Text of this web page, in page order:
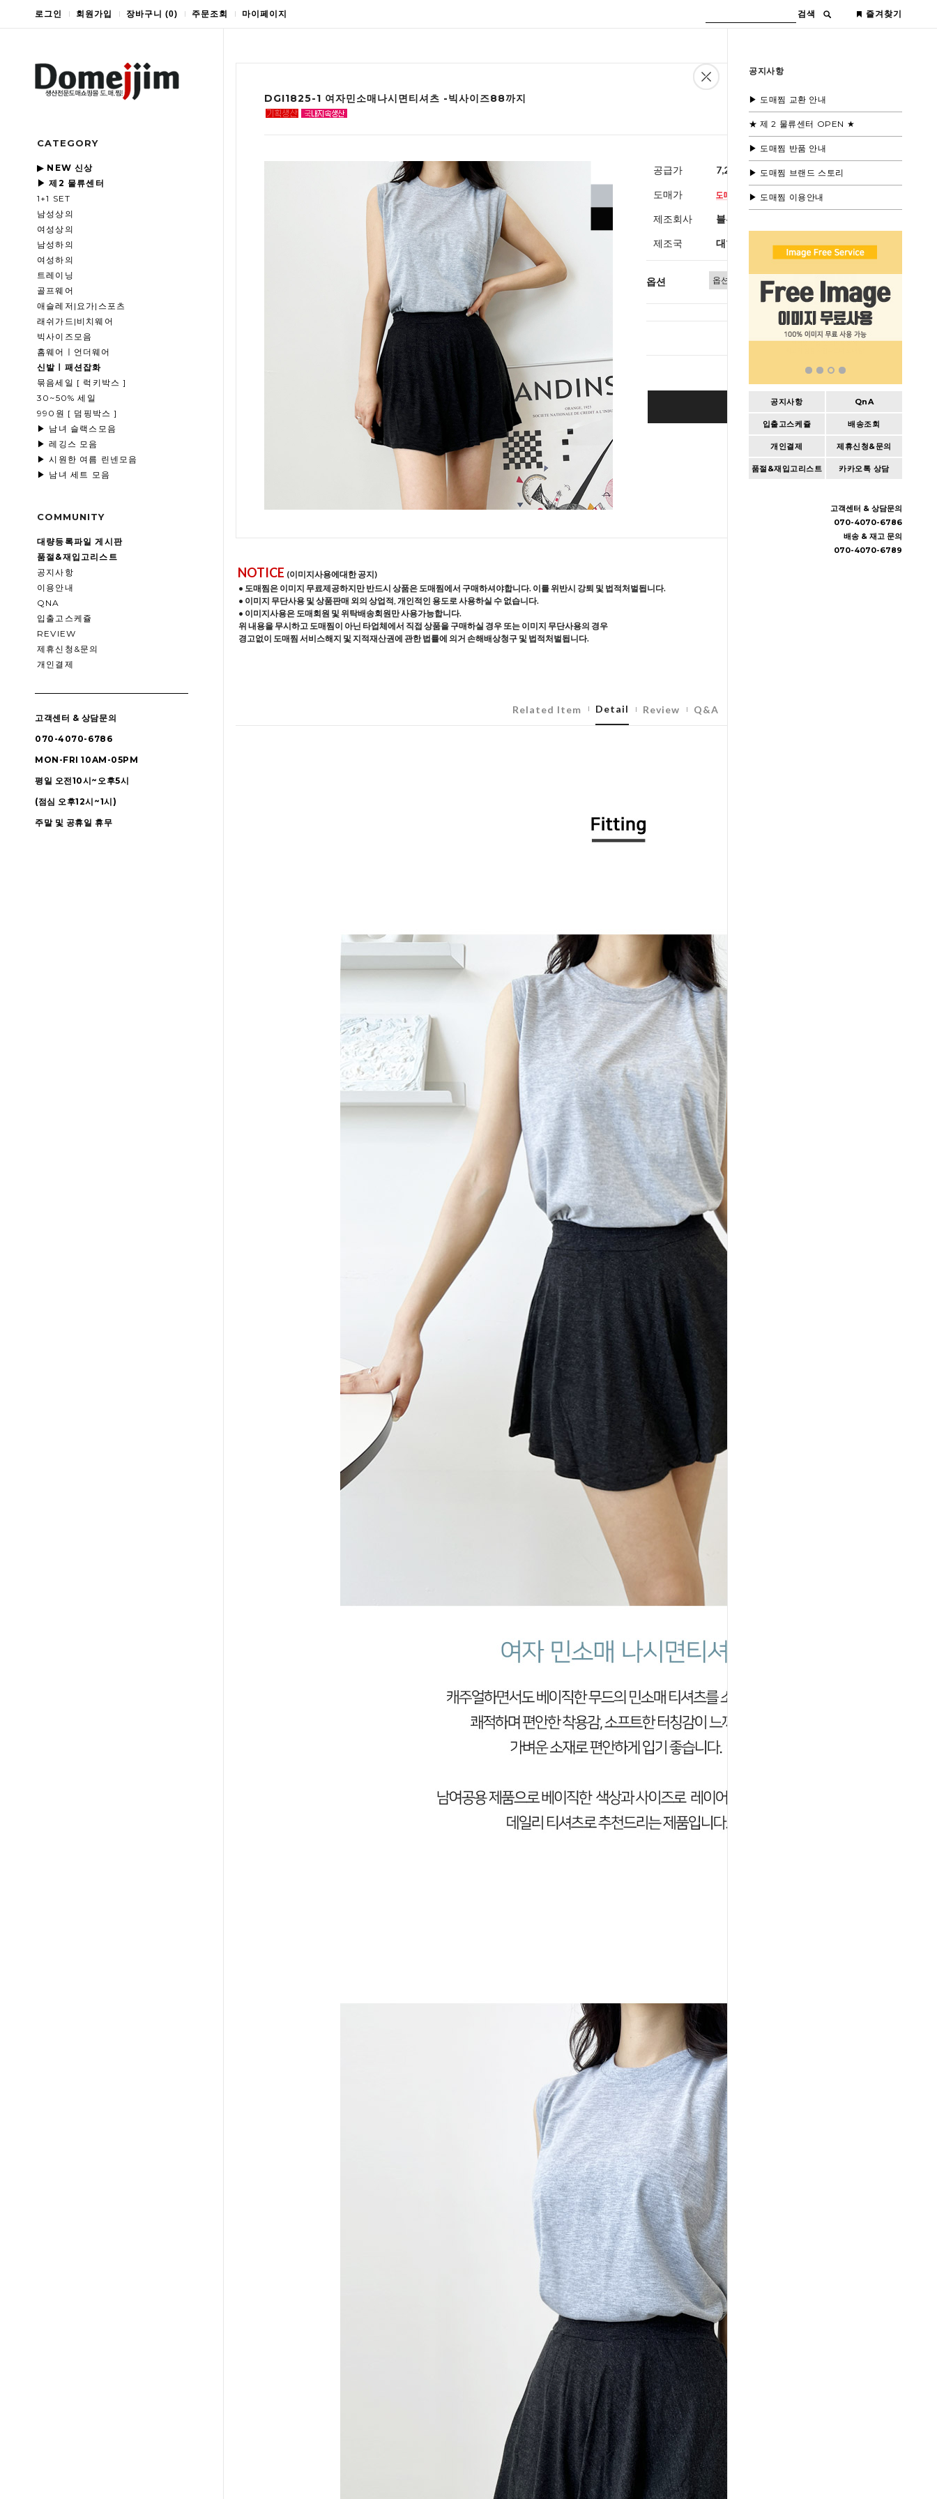
로그인 회원가입 장바구니 (0) 주문조회 마이페이지 검색 즐겨찾기
CATEGORY
▶ NEW 신상
▶ 제2 물류센터
1+1 SET
남성상의
여성상의
남성하의
여성하의
트레이닝
골프웨어
애슬레저|요가|스포츠
래쉬가드|비치웨어
빅사이즈모음
홈웨어ㅣ언더웨어
신발ㅣ패션잡화
묶음세일 [ 럭키박스 ]
30~50% 세일
990원 [ 덤핑박스 ]
▶ 남녀 슬랙스모음
▶ 레깅스 모음
▶ 시원한 여름 린넨모음
▶ 남녀 세트 모음
COMMUNITY
대량등록파일 게시판
품절&재입고리스트
공지사항
이용안내
QNA
입출고스케쥴
REVIEW
제휴신청&문의
개인결제
고객센터 & 상담문의
070-4070-6786
MON-FRI 10AM-05PM
평일 오전10시~오후5시
(점심 오후12시~1시)
주말 및 공휴일 휴무
공지사항
▶ 도매찜 교환 안내
★ 제 2 물류센터 OPEN ★
▶ 도매찜 반품 안내
▶ 도매찜 브랜드 스토리
▶ 도매찜 이용안내
공지사항 QnA
입출고스케쥴 배송조회
개인결제 제휴신청&문의
품절&재입고리스트 카카오톡 상담
고객센터 & 상담문의
070-4070-6786
배송 & 재고 문의
070-4070-6789
DGI1825-1 여자민소매나시면티셔츠 -빅사이즈88까지
공급가 7,200원 (부가세별도)
도매가
제조회사 블루모드
제조국 대한민국
옵션
총 상품
BUY IT NOW
Cart | Wishlist
NOTICE (이미지사용에대한 공지)
• 도매찜은 이미지 무료제공하지만 반드시 상품은 도매찜에서 구매하셔야합니다. 이를 위반시 강퇴 및 법적처벌됩니다.
• 이미지 무단사용 및 상품판매 외의 상업적, 개인적인 용도로 사용하실 수 없습니다.
• 이미지사용은 도매회원 및 위탁배송회원만 사용가능합니다.
위 내용을 무시하고 도매찜이 아닌 타업체에서 직접 상품을 구매하실 경우 또는 이미지 무단사용의 경우
경고없이 도매찜 서비스해지 및 지적재산권에 관한 법률에 의거 손해배상청구 및 법적처벌됩니다.
Related Item Detail Review Q&A